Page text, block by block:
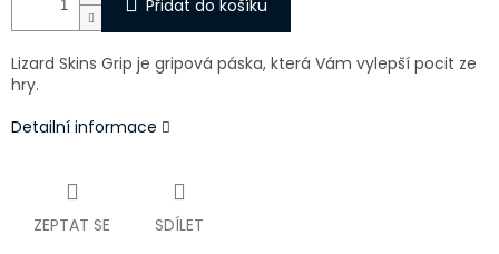
Přidat do košíku
Lizard Skins Grip je gripová páska, která Vám vylepší pocit ze
hry.
Detailní informace
ZEPTAT SE SDÍLET